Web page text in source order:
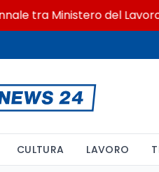
Ministero del Lavoro e
CULTURA LAVORO